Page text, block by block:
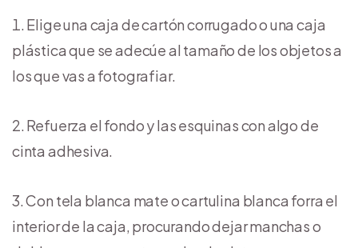
Elige una caja de cartón corrugado o una caja
plástica que se adecúe al tamaño de los objetos a
los que vas a fotografiar.
Refuerza el fondo y las esquinas con algo de
cinta adhesiva.
Con tela blanca mate o cartulina blanca forra el
interior de la caja, procurando dejar manchas o